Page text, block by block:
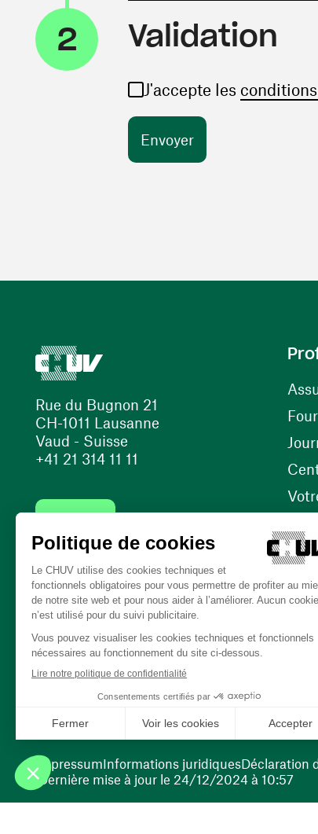
2 Validation
J'accepte les
Rue du Bugnon 21
CH-1011 Lausanne
Vaud - Suisse
+41 21 314 11 11
(ouvre une nouvelle fenêtre)
(ouvre une nouvelle fenêtre)
Nos
Dernière mise à jour le 24/12/2024 à 10:57
ImpressumInformations juridiquesDéclaration